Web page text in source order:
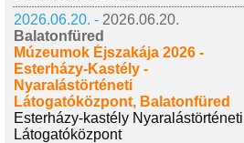
2026.06.20. - 2026.06.20.
Balatonfüred
Múzeumok Éjszakája 2026 -
Esterházy-Kastély -
Nyaralástörténeti
Látogatóközpont, Balatonfüred
Esterházy-kastély Nyaralástörténeti
Látogatóközpont